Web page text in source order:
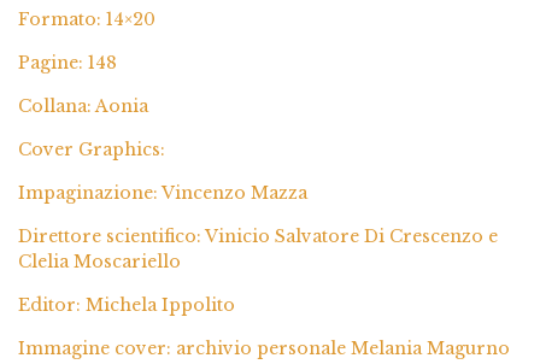
Formato: 14×20
Pagine: 148
Collana: Aonia
Cover Graphics:
Impaginazione: Vincenzo Mazza
Direttore scientifico: Vinicio Salvatore Di Crescenzo e
Clelia Moscariello
Editor: Michela Ippolito
Immagine cover: archivio personale Melania Magurno